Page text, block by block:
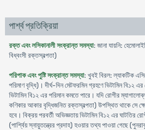
পার্শ্ব প্রতিক্রিয়া
রক্ত এবং লসিকানালী সংক্রান্ত সমস্যা: জানা যায়নি:
বিধ্বংসী রক্তস্বল্পতা)
পরিপাক এবং পুষ্টি সংক্রান্ত সমস্যা: খুবই বিরল: ল্যাকটিক
পরিমাণ বৃদ্ধি)। দীর্ঘ-দিন মেটফরমিন গ্রহণে ভিটামিন বি১২
ভিটামিন বি১২ এর পরিমান কমতে পারে। যদি রোগীর
কণিকার আকার বৃদ্ধিজনিত রক্তস্বল্পতা) উপস্থিত থাকে সে
হবে। বিক্রয় পরবর্তী অভিজ্ঞতায় ভিটামিন বি১২ এর ঘাটতির
(পার্শ্বিয় স্নায়ুতন্ত্রের প্রদাহ) হওয়ার তথ্য পাওয়া গেছে